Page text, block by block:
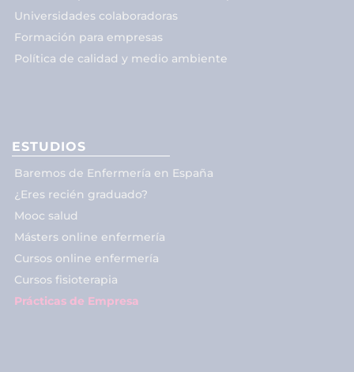
Universidades colaboradoras
Formación para empresas
Política de calidad y medio ambiente
ESTUDIOS
Baremos de Enfermería en España
¿Eres recién graduado?
Mooc salud
Másters online enfermería
Cursos online enfermería
Cursos fisioterapia
Prácticas de Empresa